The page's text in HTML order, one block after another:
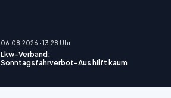
06.08.2026 · 13:28 Uhr
Lkw-Verband:
Sonntagsfahrverbot-Aus hilft kaum